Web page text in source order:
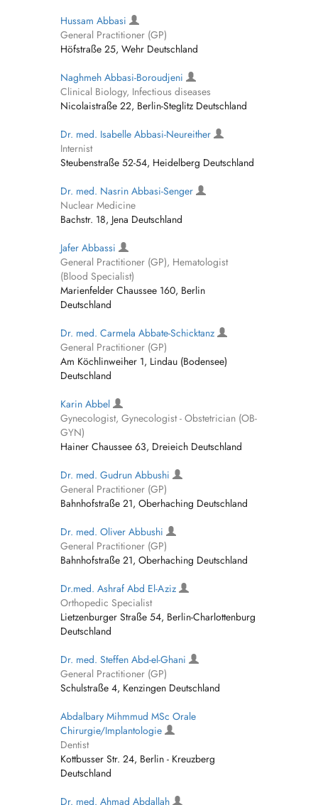
Hussam Abbasi
General Practitioner (GP)
Höfstraße 25, Wehr Deutschland
Naghmeh Abbasi-Boroudjeni
Clinical Biology, Infectious diseases
Nicolaistraße 22, Berlin-Steglitz Deutschland
Dr. med. Isabelle Abbasi-Neureither
Internist
Steubenstraße 52-54, Heidelberg Deutschland
Dr. med. Nasrin Abbasi-Senger
Nuclear Medicine
Bachstr. 18, Jena Deutschland
Jafer Abbassi
General Practitioner (GP), Hematologist
(Blood Specialist)
Marienfelder Chaussee 160, Berlin
Deutschland
Dr. med. Carmela Abbate-Schicktanz
General Practitioner (GP)
Am Köchlinweiher 1, Lindau (Bodensee)
Deutschland
Karin Abbel
Gynecologist, Gynecologist - Obstetrician (OB-
GYN)
Hainer Chaussee 63, Dreieich Deutschland
Dr. med. Gudrun Abbushi
General Practitioner (GP)
Bahnhofstraße 21, Oberhaching Deutschland
Dr. med. Oliver Abbushi
General Practitioner (GP)
Bahnhofstraße 21, Oberhaching Deutschland
Dr.med. Ashraf Abd El-Aziz
Orthopedic Specialist
Lietzenburger Straße 54, Berlin-Charlottenburg
Deutschland
Dr. med. Steffen Abd-el-Ghani
General Practitioner (GP)
Schulstraße 4, Kenzingen Deutschland
Abdalbary Mihmmud MSc Orale
Chirurgie/Implantologie
Dentist
Kottbusser Str. 24, Berlin - Kreuzberg
Deutschland
Dr. med. Ahmad Abdallah